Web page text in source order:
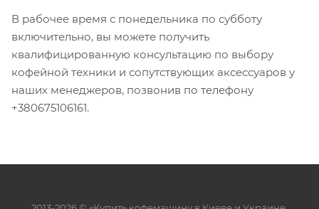
В рабочее время с понедельника по субботу
включительно, вы можете получить
квалифицированную консультацию по выбору
кофейной техники и сопутствующих аксессуаров у
наших менеджеров, позвонив по телефону
+380675106161.